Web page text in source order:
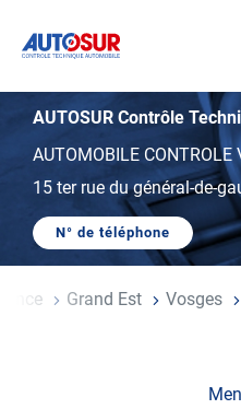
AUTOSUR
AUTOSUR Contrôle
AUTOMOBILE CONTROLE
15 ter rue du général-de-
N° de téléphone
AFFICHER
DE
TÉLÉPHONE
Grand Est Vosges